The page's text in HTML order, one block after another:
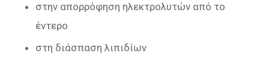
στην απορρόφηση ηλεκτρολυτών από το
έντερο
στη διάσπαση λιπιδίων